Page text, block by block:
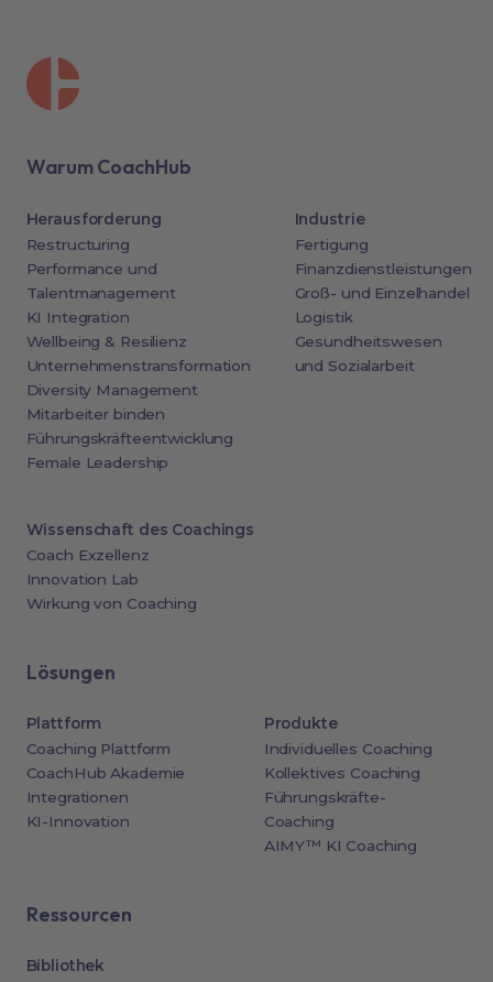
Warum CoachHub
Herausforderung
Restructuring
Performance und
Talentmanagement
KI Integration
Wellbeing & Resilienz
Unternehmenstransformation
Diversity Management
Mitarbeiter binden
Führungskräfteentwicklung
Female Leadership
Industrie
Fertigung
Finanzdienstleistungen
Groß- und Einzelhandel
Logistik
Gesundheitswesen
und Sozialarbeit
Wissenschaft des Coachings
Coach Exzellenz
Innovation Lab
Wirkung von Coaching
Lösungen
Plattform
Coaching Plattform
CoachHub Akademie
Integrationen
KI-Innovation
Produkte
Individuelles Coaching
Kollektives Coaching
Führungskräfte-
Coaching
AIMY™ KI Coaching
Ressourcen
Bibliothek